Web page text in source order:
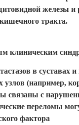
железы и
тракта.
в суставах
(например,
связаны с
переломы
фактора